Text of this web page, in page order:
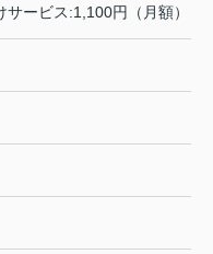
サービス:1,100円（月額）